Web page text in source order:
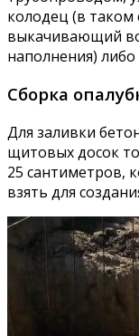
колодец (в таком
выкачивающий
наполнения) либо
Сборка
Для заливки
щитовых досок
25 сантиметров,
взять для